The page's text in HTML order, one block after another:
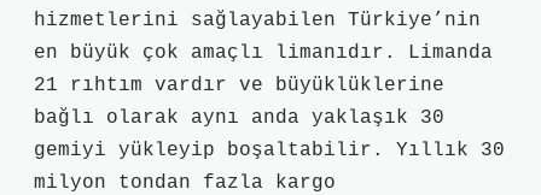
hizmetlerini sağlayabilen Türkiye’nin
en büyük çok amaçlı limanıdır. Limanda
21 rıhtım vardır ve büyüklüklerine
bağlı olarak aynı anda yaklaşık 30
gemiyi yükleyip boşaltabilir. Yıllık 30
milyon tondan fazla kargo